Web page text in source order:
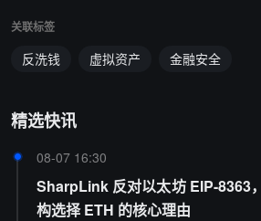
关联标签
反洗钱 虚拟资产 金融安全
精选快讯
08-07 16:30
SharpLink 反对以太坊 EIP-8363
构选择 ETH 的核心理由